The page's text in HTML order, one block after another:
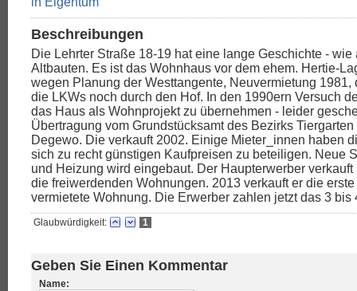
Beschreibungen
Die Lehrter Straße 18-19 hat eine lange Geschichte - wie
Altbauten. Es ist das Wohnhaus vor dem ehem. Hertie-
wegen Planung der Westtangente, Neuvermietung 1981,
die LKWs noch durch den Hof. In den 1990ern Versuch
das Haus als Wohnprojekt zu übernehmen - leider
Übertragung vom Grundstücksamt des Bezirks
Degewo. Die verkauft 2002. Einige Mieter_innen haben
sich zu recht günstigen Kaufpreisen zu beteiligen. Neue
und Heizung wird eingebaut. Der Haupterwerber
die freiwerdenden Wohnungen. 2013 verkauft er die
vermietete Wohnung. Die Erwerber zahlen jetzt das 3 bis
Glaubwürdigkeit: 1
Geben Sie Einen Kommentar
Name: